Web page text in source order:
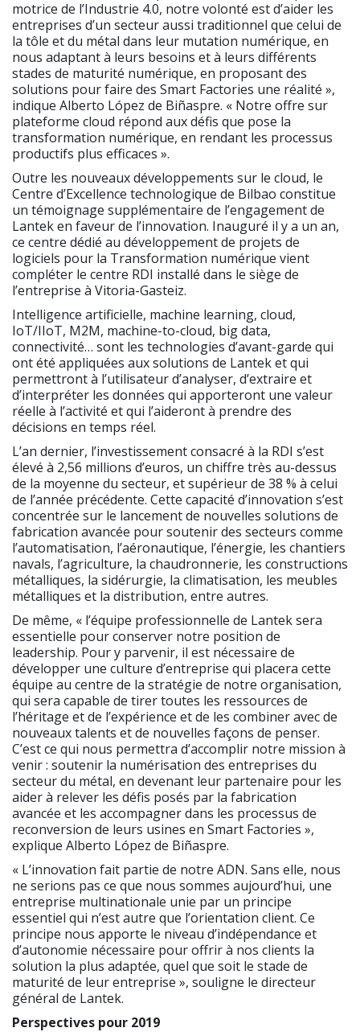
motrice de l’Industrie 4.0, notre volonté est d’aider les
entreprises d’un secteur aussi traditionnel que celui de
la tôle et du métal dans leur mutation numérique, en
nous adaptant à leurs besoins et à leurs différents
stades de maturité numérique, en proposant des
solutions pour faire des Smart Factories une réalité »,
indique Alberto López de Biñaspre. « Notre offre sur
plateforme cloud répond aux défis que pose la
transformation numérique, en rendant les processus
productifs plus efficaces ».
Outre les nouveaux développements sur le cloud, le
Centre d’Excellence technologique de Bilbao constitue
un témoignage supplémentaire de l’engagement de
Lantek en faveur de l’innovation. Inauguré il y a un an,
ce centre dédié au développement de projets de
logiciels pour la Transformation numérique vient
compléter le centre RDI installé dans le siège de
l’entreprise à Vitoria-Gasteiz.
Intelligence artificielle, machine learning, cloud,
IoT/IIoT, M2M, machine-to-cloud, big data,
connectivité… sont les technologies d’avant-garde qui
ont été appliquées aux solutions de Lantek et qui
permettront à l’utilisateur d’analyser, d’extraire et
d’interpréter les données qui apporteront une valeur
réelle à l’activité et qui l’aideront à prendre des
décisions en temps réel.
L’an dernier, l’investissement consacré à la RDI s’est
élevé à 2,56 millions d’euros, un chiffre très au-dessus
de la moyenne du secteur, et supérieur de 38 % à celui
de l’année précédente. Cette capacité d’innovation s’est
concentrée sur le lancement de nouvelles solutions de
fabrication avancée pour soutenir des secteurs comme
l’automatisation, l’aéronautique, l’énergie, les chantiers
navals, l’agriculture, la chaudronnerie, les constructions
métalliques, la sidérurgie, la climatisation, les meubles
métalliques et la distribution, entre autres.
De même, « l’équipe professionnelle de Lantek sera
essentielle pour conserver notre position de
leadership. Pour y parvenir, il est nécessaire de
développer une culture d’entreprise qui placera cette
équipe au centre de la stratégie de notre organisation,
qui sera capable de tirer toutes les ressources de
l’héritage et de l’expérience et de les combiner avec de
nouveaux talents et de nouvelles façons de penser.
C’est ce qui nous permettra d’accomplir notre mission à
venir : soutenir la numérisation des entreprises du
secteur du métal, en devenant leur partenaire pour les
aider à relever les défis posés par la fabrication
avancée et les accompagner dans les processus de
reconversion de leurs usines en Smart Factories »,
explique Alberto López de Biñaspre.
« L’innovation fait partie de notre ADN. Sans elle, nous
ne serions pas ce que nous sommes aujourd’hui, une
entreprise multinationale unie par un principe
essentiel qui n’est autre que l’orientation client. Ce
principe nous apporte le niveau d’indépendance et
d’autonomie nécessaire pour offrir à nos clients la
solution la plus adaptée, quel que soit le stade de
maturité de leur entreprise », souligne le directeur
général de Lantek.
Perspectives pour 2019